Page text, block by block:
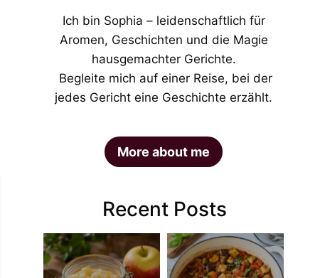
Ich bin Sophia – leidenschaftlich für
Aromen, Geschichten und die Magie
hausgemachter Gerichte.
Begleite mich auf einer Reise, bei der
jedes Gericht eine Geschichte erzählt.
More about me
Recent Posts